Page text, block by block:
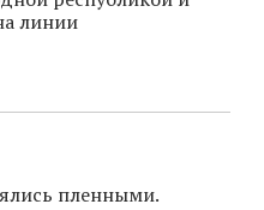
линии
пленными.